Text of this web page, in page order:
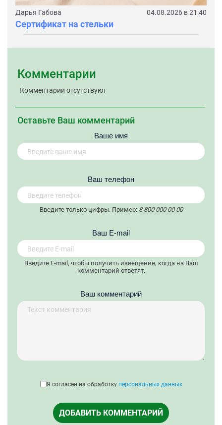
Дарья Габова 04.08.2026 в 21:40
Сертификат на стельки
Комментарии
Комментарии отсутствуют
Оставьте Ваш комментарий
Ваше имя
Вaш телефон
Введите только цифры. Пример: 8 800 000 00 00
Вaш E-mail
Введите E-mail, чтобы получить извещение, когда на Ваш
комментарий ответят.
Ваш комментарий
Я согласен на обработку персональных данных
ДОБАВИТЬ КОММЕНТАРИЙ